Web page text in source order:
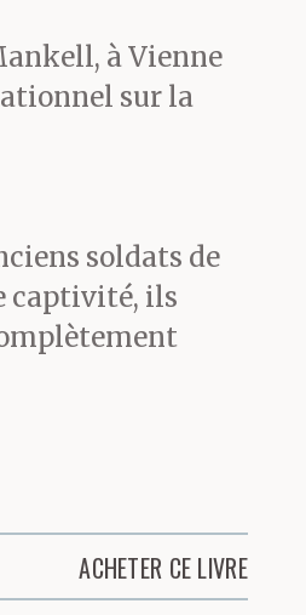
à Vienne
sur la
soldats de
captivité, ils
ACHETER CE LIVRE